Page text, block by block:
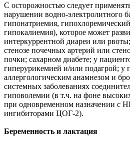
С осторожностью следует
нарушении водно-электролитного
гипонатриемия,
гипокалиемия), которое может
интеркуррентной диареи или
стенозе почечных артерий или
почки; сахарном диабете; у
гиперурикемией и/или подагрой; у
аллергологическим анамнезом и
системных заболеваниях
гиповолемии (в т.ч. на фоне
при одновременном назначении с
ингибиторами ЦОГ-2).
Беременность и лактация